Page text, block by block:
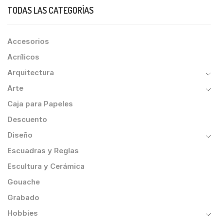
TODAS LAS CATEGORÍAS
Accesorios
Acrílicos
Arquitectura
Arte
Caja para Papeles
Descuento
Diseño
Escuadras y Reglas
Escultura y Cerámica
Gouache
Grabado
Hobbies